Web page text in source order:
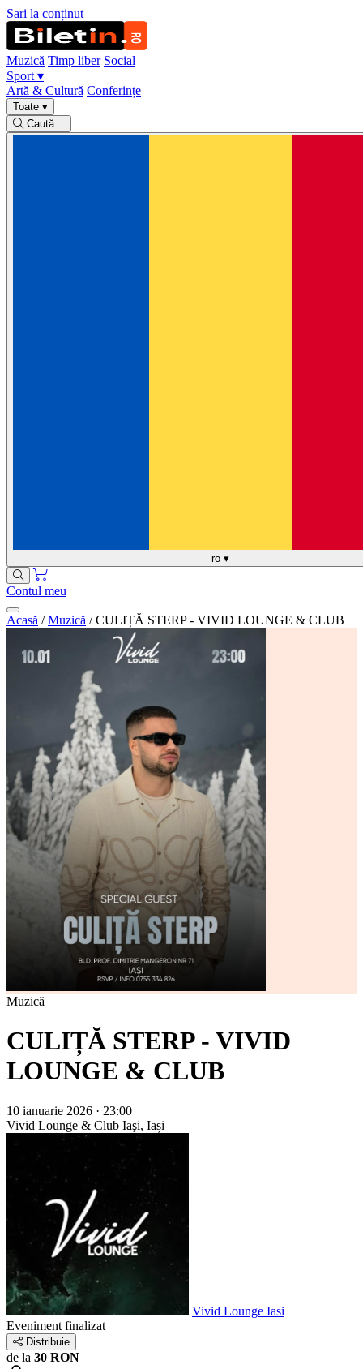
Sari la conținut
Muzică Timp liber Social
Sport ▾
Artă & Cultură Conferințe
Toate ▾
Caută…
ro ▾
Contul meu
Acasă / Muzică / CULIȚĂ STERP - VIVID LOUNGE & CLUB
Muzică
CULIȚĂ STERP - VIVID
LOUNGE & CLUB
10 ianuarie 2026 · 23:00
Vivid Lounge & Club Iaşi, Iași
Vivid Lounge Iasi
Eveniment finalizat
Distribuie
de la 30 RON